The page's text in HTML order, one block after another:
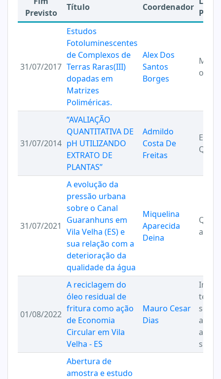
Previsto
Título Coordenador
31/07/2017
Estudos
Fotoluminescentes
de Complexos de
Terras Raras(III)
dopadas em
Matrizes
Poliméricas.
Alex Dos
Santos
Borges
31/07/2014
“AVALIAÇÃO
QUANTITATIVA DE
pH UTILIZANDO
EXTRATO DE
PLANTAS”
Admildo
Costa De
Freitas
31/07/2021
A evolução da
pressão urbana
sobre o Canal
Guaranhuns em
Vila Velha (ES) e
sua relação com a
deterioração da
qualidade da água
Miquelina
Aparecida
Deina
01/08/2022
A reciclagem do
óleo residual de
fritura como ação
de Economia
Circular em Vila
Velha - ES
Mauro Cesar
Dias
a
Abertura de
amostra e estudo